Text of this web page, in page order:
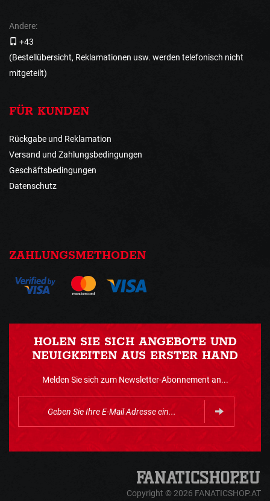
Andere:
+43
(Bestellübersicht, Reklamationen usw. werden telefonisch nicht
mitgeteilt)
FÜR KUNDEN
Rückgabe und Reklamation
Versand und Zahlungsbedingungen
Geschäftsbedingungen
Datenschutz
ZAHLUNGSMETHODEN
HOLEN SIE SICH ANGEBOTE UND
NEUIGKEITEN AUS ERSTER HAND
Melden Sie sich zum Newsletter-Abonnement an...
Copyright © 2026 FANATICSHOP.AT